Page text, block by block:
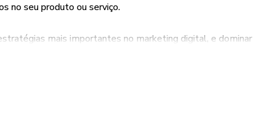
no seu produto ou serviço.
mais importantes no marketing digital, e dominar
do seu negócio online. Com o curso, você estará à frente da